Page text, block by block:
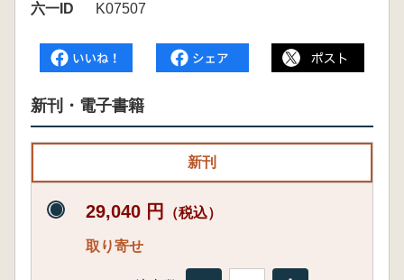
六一ID
K07507
新刊・電子書籍
新刊
29,040 円 （税込）
取り寄せ